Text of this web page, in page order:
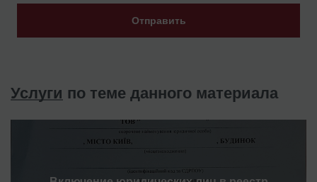
Отправить
Услуги по теме данного материала